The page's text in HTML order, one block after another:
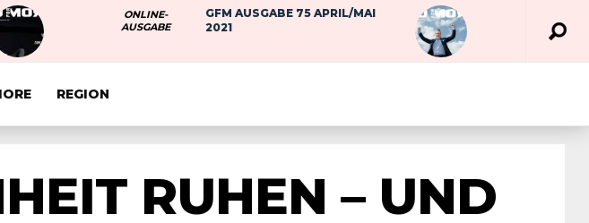
ONLINE-
AUSGABE
GFM AUSGABE 75 APRIL/MAI
2021
REGION
RUHEN – UND